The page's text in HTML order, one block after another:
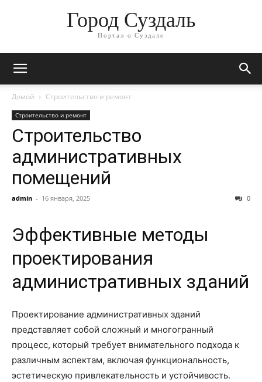
Город Суздаль
Портал о Суздале
Домой Строительство и ремонт
Строительство и ремонт
Строительство
административных
помещений
admin - 16 января, 2025 0
Эффективные методы
проектирования
административных зданий
Проектирование административных зданий
представляет собой сложный и многогранный
процесс, который требует внимательного подхода к
различным аспектам, включая функциональность,
эстетическую привлекательность и устойчивость.